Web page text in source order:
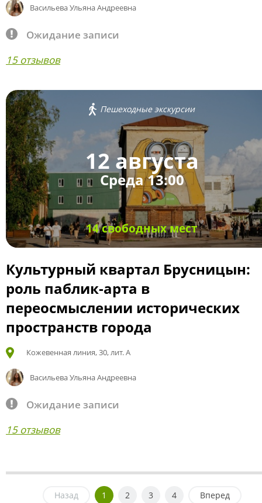
Васильева Ульяна Андреевна
Ожидание записи
15 отзывов
Пешеходные экскурсии
12 августа
Среда 13:00
14 свободных мест
Культурный квартал Брусницын:
роль паблик-арта в
переосмыслении исторических
пространств города
Кожевенная линия, 30, лит. А
Васильева Ульяна Андреевна
Ожидание записи
15 отзывов
Назад 1 2 3 4 Вперед